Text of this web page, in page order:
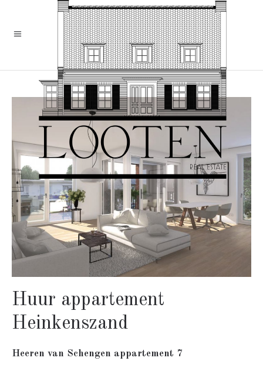
Huur appartement
Heinkenszand
Heeren van Schengen appartement 7